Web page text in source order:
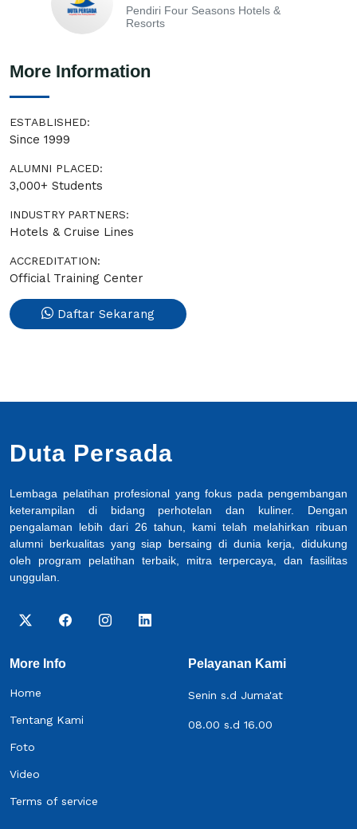
Pendiri Four Seasons Hotels &
Resorts
More Information
ESTABLISHED:
Since 1999
ALUMNI PLACED:
3,000+ Students
INDUSTRY PARTNERS:
Hotels & Cruise Lines
ACCREDITATION:
Official Training Center
Daftar Sekarang
Duta Persada
Lembaga pelatihan profesional yang fokus pada pengembangan
keterampilan di bidang perhotelan dan kuliner. Dengan
pengalaman lebih dari 26 tahun, kami telah melahirkan ribuan
alumni berkualitas yang siap bersaing di dunia kerja, didukung
oleh program pelatihan terbaik, mitra terpercaya, dan fasilitas
unggulan.
More Info
Home
Tentang Kami
Foto
Video
Terms of service
Pelayanan Kami
Senin s.d Juma'at
08.00 s.d 16.00